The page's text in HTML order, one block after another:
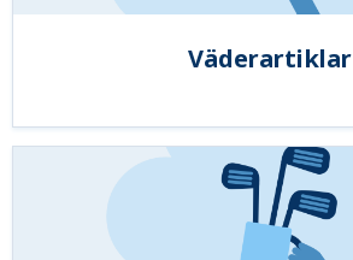
Väderartiklar